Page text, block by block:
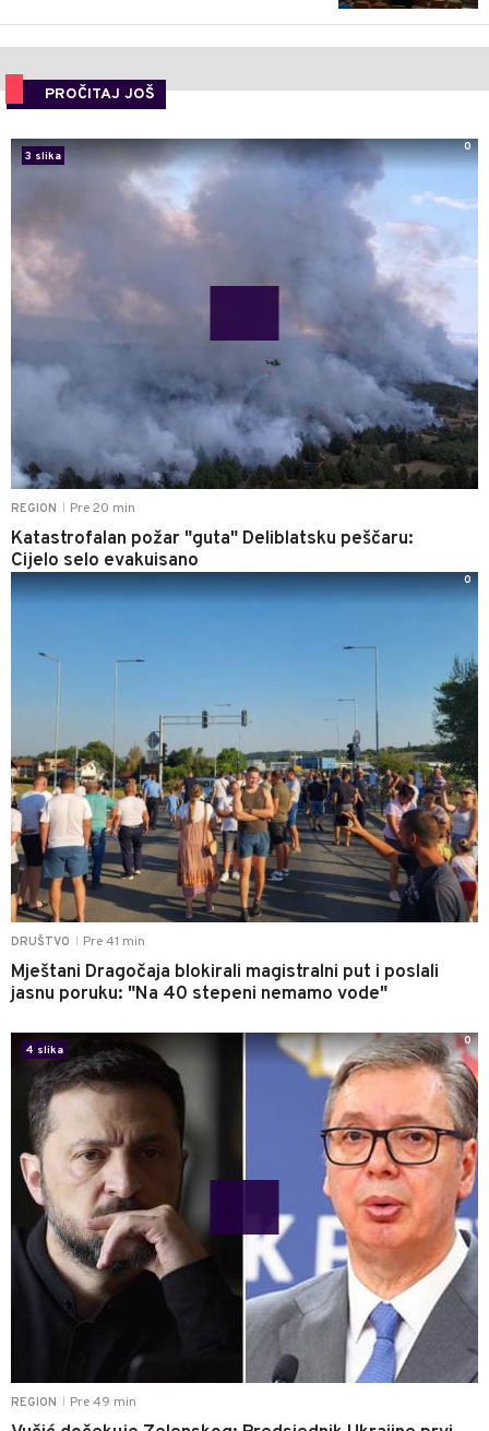
PROČITAJ JOŠ
REGION Pre 20 min
Katastrofalan požar "guta" Deliblatsku peščaru:
Cijelo selo evakuisano
3 slika
0
DRUŠTVO Pre 41 min
Mještani Dragočaja blokirali magistralni put i poslali
jasnu poruku: "Na 40 stepeni nemamo vode"
0
REGION Pre 49 min
4 slika
0